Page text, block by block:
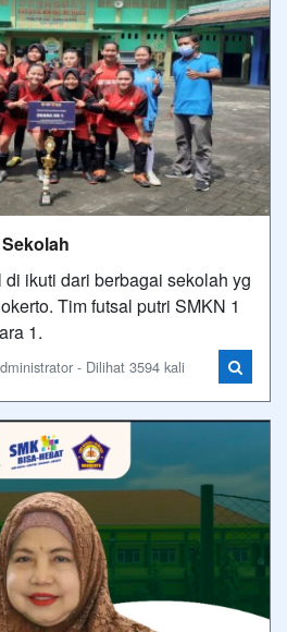
ikuti dari berbagai sekolah yg
Tim futsal putri SMKN 1
1.
- Dilihat 3594 kali